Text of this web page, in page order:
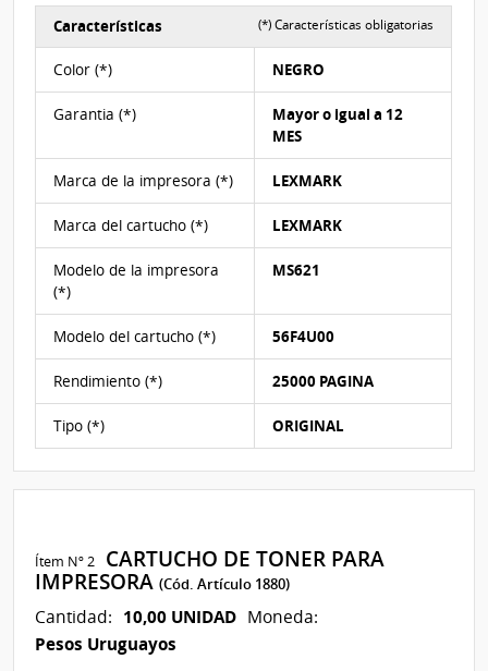
las
ofertas
que
no
superen
20%
a
la
menor
y
de
no
existir
3
propuestas
pasarán
las
3
ofertas
recibidas.
Características (*) Características obligatorias
Color (*) NEGRO
Garantia (*)
Mayor o igual a 12
MES
Marca de la impresora (*) LEXMARK
Marca del cartucho (*) LEXMARK
Modelo de la impresora
(*)
MS621
Modelo del cartucho (*) 56F4U00
Rendimiento (*) 25000 PAGINA
Tipo (*) ORIGINAL
Ítem Nº 2
CARTUCHO DE TONER PARA
IMPRESORA(Cód. Artículo 1880)
Cantidad: 10,00 UNIDAD Moneda:
Pesos Uruguayos